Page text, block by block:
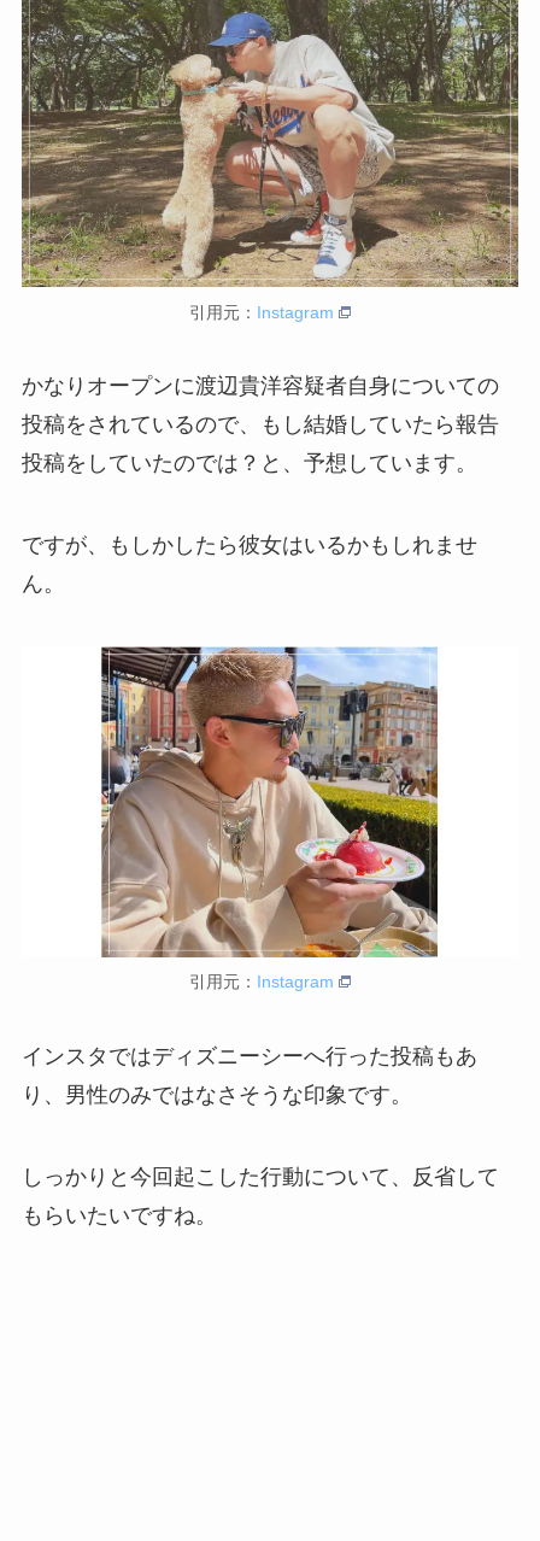
引用元： Instagram
かなりオープンに渡辺貴洋容疑者自身についての
投稿をされているので、もし結婚していたら報告
投稿をしていたのでは？と、予想しています。
ですが、もしかしたら彼女はいるかもしれませ
ん。
引用元： Instagram
インスタではディズニーシーへ行った投稿もあ
り、男性のみではなさそうな印象です。
しっかりと今回起こした行動について、反省して
もらいたいですね。